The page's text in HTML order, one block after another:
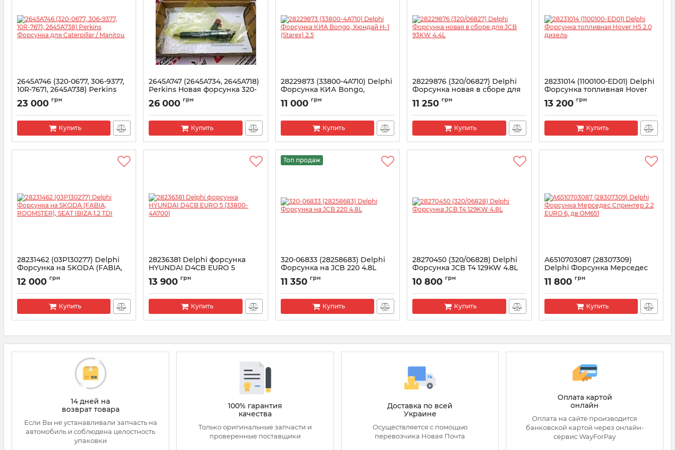
2645A746 (320-0677, 306-9377,
10R-7671, 2645A738) Perkins
Форсунка для Caterpillar /
Manitou
Артикул: 2645A746
23 000 грн
Купить
2645A747 (2645A734, 2645A718)
Perkins Новая форсунка 320-
0680 Caterpillar / Manitou
Артикул: 2645A747
26 000 грн
Купить
28229873 (33800-4A710) Delphi
Форсунка КИА Bongo,
Хюндай H-1 (Starex) 2.5
Артикул: 28229873
11 000 грн
Купить
28229876 (320/06827) Delphi
Форсунка новая в сборе для
JCB 93KW 4.4L
Артикул:
11 250 грн
Купить
28231014 (1100100-ED01) Delphi
Форсунка топливная Hover
H5 2.0 дизель
Артикул: 28231014
13 200 грн
Купить
28231462 (03P130277) Delphi
Форсунка на SKODA (FABIA,
ROOMSTER), SEAT IBIZA 1.2 TDI
Артикул: 28231462
12 000 грн
Купить
28236381 Delphi форсунка
HYUNDAI D4CB EURO 5
(33800-4A700)
Артикул: 28236381
13 900 грн
Купить
Топ продаж
320-06833 (28258683) Delphi
Форсунка на JCB 220 4.8L
Артикул: 28258683
11 350 грн
Купить
28270450 (320/06828) Delphi
Форсунка JCB T4 129KW 4.8L
Артикул: 28270450
10 800 грн
Купить
A6510703087 (28307309)
Delphi Форсунка Мерседес
Спринтер 2.2 EURO 6, дв
OM651
Артикул: 28307309
11 800 грн
Купить
14 дней на
возврат товара
Если Вы не устанавливали запчасть на
автомобиль и соблюдена целостность
упаковки
100% гарантия
качества
Только оригинальные запчасти и
проверенные поставщики
Доставка по всей
Украине
Осуществляется с помощью
перевозчика Новая Почта
Оплата картой
онлайн
Оплата на сайте производится
банковской картой через онлайн-
сервис WayForPay